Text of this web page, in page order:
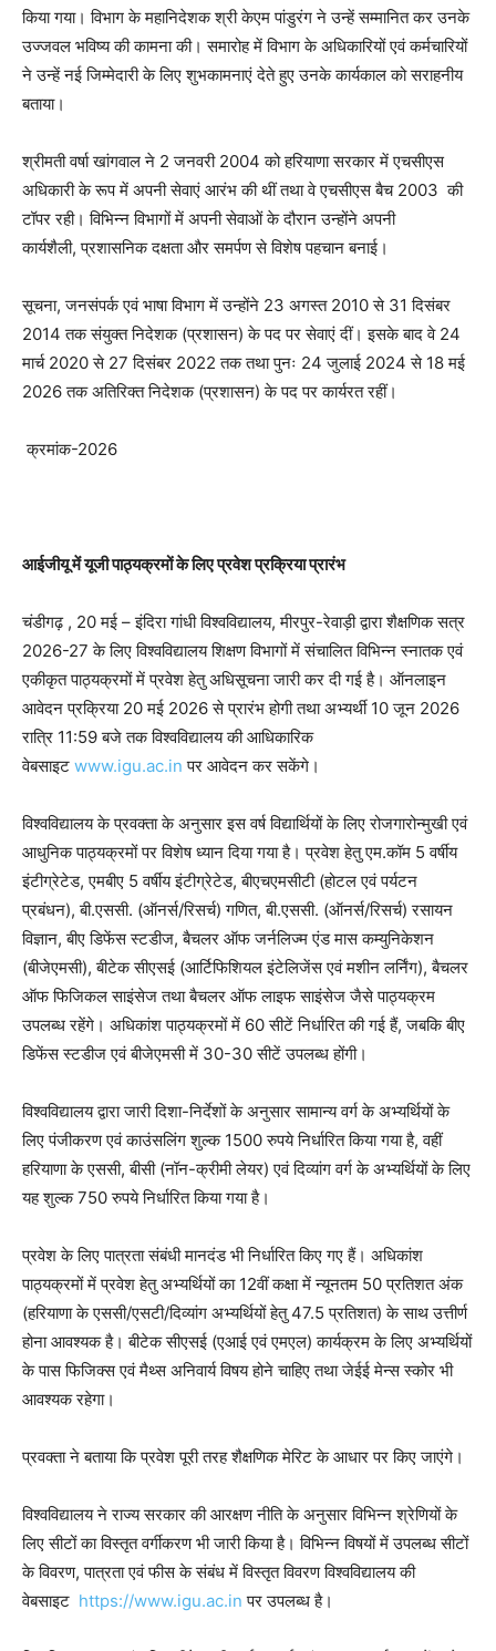
किया गया। विभाग के महानिदेशक श्री केएम पांडुरंग ने उन्हें सम्मानित कर उनके
उज्जवल भविष्य की कामना की। समारोह में विभाग के अधिकारियों एवं कर्मचारियों
ने उन्हें नई जिम्मेदारी के लिए शुभकामनाएं देते हुए उनके कार्यकाल को सराहनीय
बताया।
श्रीमती वर्षा खांगवाल ने 2 जनवरी 2004 को हरियाणा सरकार में एचसीएस
अधिकारी के रूप में अपनी सेवाएं आरंभ की थीं तथा वे एचसीएस बैच 2003 की
टॉपर रही। विभिन्न विभागों में अपनी सेवाओं के दौरान उन्होंने अपनी
कार्यशैली, प्रशासनिक दक्षता और समर्पण से विशेष पहचान बनाई।
सूचना, जनसंपर्क एवं भाषा विभाग में उन्होंने 23 अगस्त 2010 से 31 दिसंबर
2014 तक संयुक्त निदेशक (प्रशासन) के पद पर सेवाएं दीं। इसके बाद वे 24
मार्च 2020 से 27 दिसंबर 2022 तक तथा पुनः 24 जुलाई 2024 से 18 मई
2026 तक अतिरिक्त निदेशक (प्रशासन) के पद पर कार्यरत रहीं।
क्रमांक-2026
आईजीयू में यूजी पाठ्यक्रमों के लिए प्रवेश प्रक्रिया प्रारंभ
चंडीगढ़ , 20 मई – इंदिरा गांधी विश्वविद्यालय, मीरपुर-रेवाड़ी द्वारा शैक्षणिक सत्र
2026-27 के लिए विश्वविद्यालय शिक्षण विभागों में संचालित विभिन्न स्नातक एवं
एकीकृत पाठ्यक्रमों में प्रवेश हेतु अधिसूचना जारी कर दी गई है। ऑनलाइन
आवेदन प्रक्रिया 20 मई 2026 से प्रारंभ होगी तथा अभ्यर्थी 10 जून 2026
रात्रि 11:59 बजे तक विश्वविद्यालय की आधिकारिक
वेबसाइट www.igu.ac.in पर आवेदन कर सकेंगे।
विश्वविद्यालय के प्रवक्ता के अनुसार इस वर्ष विद्यार्थियों के लिए रोजगारोन्मुखी एवं
आधुनिक पाठ्यक्रमों पर विशेष ध्यान दिया गया है। प्रवेश हेतु एम.कॉम 5 वर्षीय
इंटीग्रेटेड, एमबीए 5 वर्षीय इंटीग्रेटेड, बीएचएमसीटी (होटल एवं पर्यटन
प्रबंधन), बी.एससी. (ऑनर्स/रिसर्च) गणित, बी.एससी. (ऑनर्स/रिसर्च) रसायन
विज्ञान, बीए डिफेंस स्टडीज, बैचलर ऑफ जर्नलिज्म एंड मास कम्युनिकेशन
(बीजेएमसी), बीटेक सीएसई (आर्टिफिशियल इंटेलिजेंस एवं मशीन लर्निंग), बैचलर
ऑफ फिजिकल साइंसेज तथा बैचलर ऑफ लाइफ साइंसेज जैसे पाठ्यक्रम
उपलब्ध रहेंगे। अधिकांश पाठ्यक्रमों में 60 सीटें निर्धारित की गई हैं, जबकि बीए
डिफेंस स्टडीज एवं बीजेएमसी में 30-30 सीटें उपलब्ध होंगी।
विश्वविद्यालय द्वारा जारी दिशा-निर्देशों के अनुसार सामान्य वर्ग के अभ्यर्थियों के
लिए पंजीकरण एवं काउंसलिंग शुल्क 1500 रुपये निर्धारित किया गया है, वहीं
हरियाणा के एससी, बीसी (नॉन-क्रीमी लेयर) एवं दिव्यांग वर्ग के अभ्यर्थियों के लिए
यह शुल्क 750 रुपये निर्धारित किया गया है।
प्रवेश के लिए पात्रता संबंधी मानदंड भी निर्धारित किए गए हैं। अधिकांश
पाठ्यक्रमों में प्रवेश हेतु अभ्यर्थियों का 12वीं कक्षा में न्यूनतम 50 प्रतिशत अंक
(हरियाणा के एससी/एसटी/दिव्यांग अभ्यर्थियों हेतु 47.5 प्रतिशत) के साथ उत्तीर्ण
होना आवश्यक है। बीटेक सीएसई (एआई एवं एमएल) कार्यक्रम के लिए अभ्यर्थियों
के पास फिजिक्स एवं मैथ्स अनिवार्य विषय होने चाहिए तथा जेईई मेन्स स्कोर भी
आवश्यक रहेगा।
प्रवक्ता ने बताया कि प्रवेश पूरी तरह शैक्षणिक मेरिट के आधार पर किए जाएंगे।
विश्वविद्यालय ने राज्य सरकार की आरक्षण नीति के अनुसार विभिन्न श्रेणियों के
लिए सीटों का विस्तृत वर्गीकरण भी जारी किया है। विभिन्न विषयों में उपलब्ध सीटों
के विवरण, पात्रता एवं फीस के संबंध में विस्तृत विवरण विश्वविद्यालय की
वेबसाइट https://www.igu.ac.in पर उपलब्ध है।